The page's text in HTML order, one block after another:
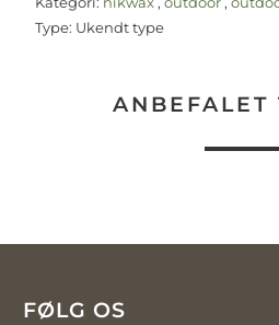
Type: Ukendt type
ANBEFALET
FØLG OS